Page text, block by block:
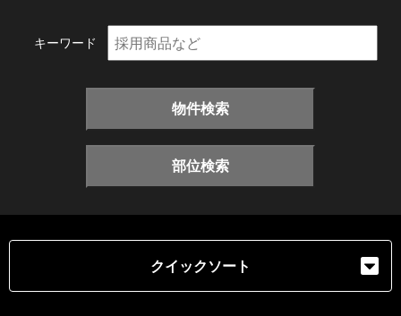
キーワード
物件検索
部位検索
クイックソート